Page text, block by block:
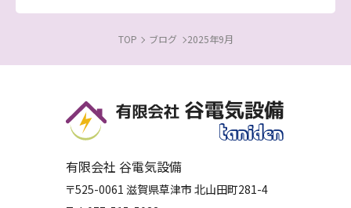
TOP ブログ 2025年9月
有限会社 谷電気設備
〒525-0061 滋賀県草津市 北山田町281-4